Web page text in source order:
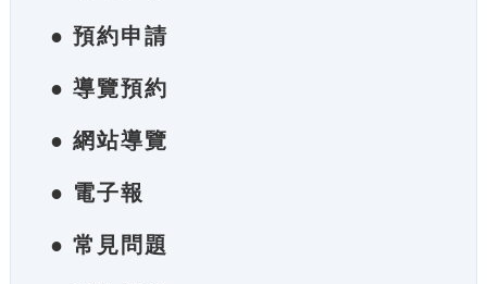
● 預約申請
● 導覽預約
● 網站導覽
● 電子報
● 常見問題